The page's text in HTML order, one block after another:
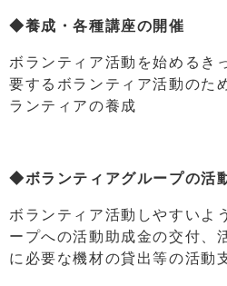
◆養成・各種講座の開催
ボランティア活動を始めるき
要するボランティア活動のた
ランティアの養成
◆ボランティアグループの活
ボランティア活動しやすいよ
ープへの活動助成金の交付、
に必要な機材の貸出等の活動